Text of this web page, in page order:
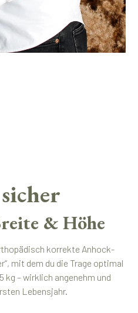
& Höhe
korrekte Anhock-
mit dem du die Trage optimal
– wirklich angenehm und
Lebensjahr.